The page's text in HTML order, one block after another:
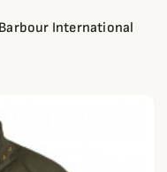
International